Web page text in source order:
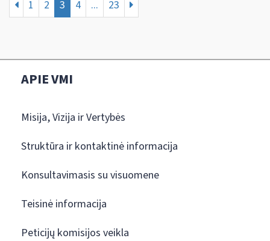
1 2 3 4 ... 23
APIE VMI
Misija, Vizija ir Vertybės
Struktūra ir kontaktinė informacija
Konsultavimasis su visuomene
Teisinė informacija
Peticijų komisijos veikla